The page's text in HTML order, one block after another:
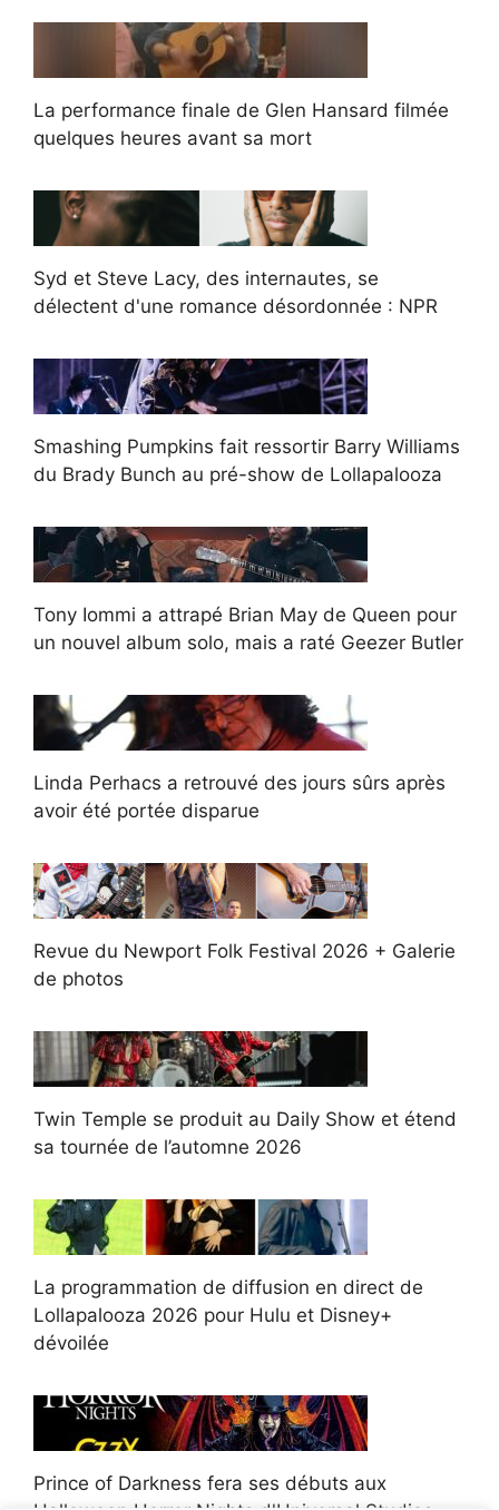
La performance finale de Glen Hansard filmée
quelques heures avant sa mort
Syd et Steve Lacy, des internautes, se
délectent d'une romance désordonnée : NPR
Smashing Pumpkins fait ressortir Barry Williams
du Brady Bunch au pré-show de Lollapalooza
Tony Iommi a attrapé Brian May de Queen pour
un nouvel album solo, mais a raté Geezer Butler
Linda Perhacs a retrouvé des jours sûrs après
avoir été portée disparue
Revue du Newport Folk Festival 2026 + Galerie
de photos
Twin Temple se produit au Daily Show et étend
sa tournée de l’automne 2026
La programmation de diffusion en direct de
Lollapalooza 2026 pour Hulu et Disney+
dévoilée
Prince of Darkness fera ses débuts aux